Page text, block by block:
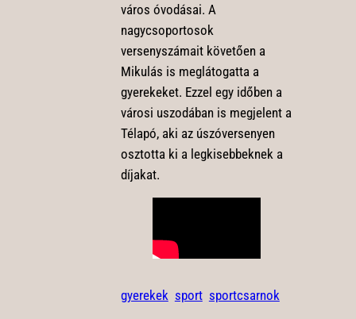
város óvodásai. A
nagycsoportosok
versenyszámait követően a
Mikulás is meglátogatta a
gyerekeket. Ezzel egy időben a
városi uszodában is megjelent a
Télapó, aki az úszóversenyen
osztotta ki a legkisebbeknek a
díjakat.
gyerekek sport sportcsarnok